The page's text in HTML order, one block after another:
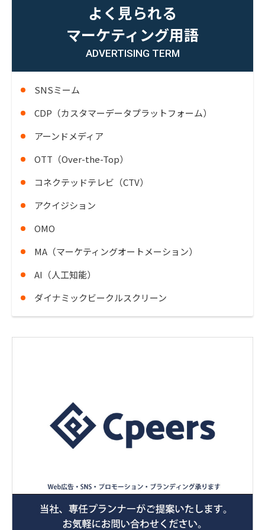
よく見られる
マーケティング用語
ADVERTISING TERM
SNSミーム
CDP（カスタマーデータプラットフォーム）
アーンドメディア
OTT（Over-the-Top）
コネクテッドテレビ（CTV）
アクイジション
OMO
MA（マーケティングオートメーション）
AI（人工知能）
ダイナミックビークルスクリーン